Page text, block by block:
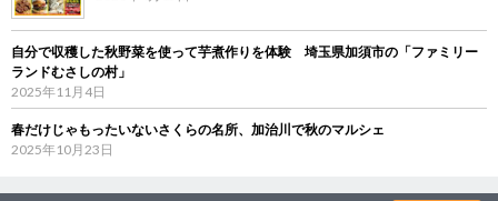
自分で収穫した秋野菜を使って芋煮作りを体験 埼玉県加須市の「ファミリー
ランドむさしの村」
2025年11月4日
春だけじゃもったいないさくらの名所、加治川で秋のマルシェ
2025年10月23日